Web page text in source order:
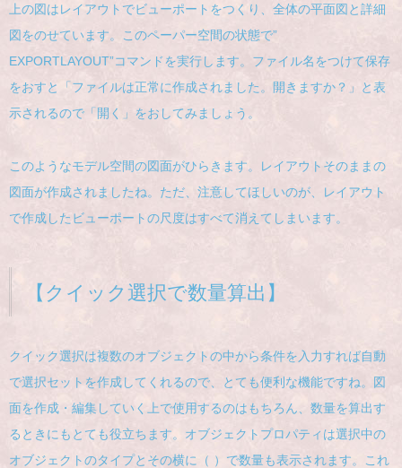
上の図はレイアウトでビューポートをつくり、全体の平面図と詳細
図をのせています。このペーパー空間の状態で”
EXPORTLAYOUT”コマンドを実行します。ファイル名をつけて保存
をおすと「ファイルは正常に作成されました。開きますか？」と表
示されるので「開く」をおしてみましょう。
このようなモデル空間の図面がひらきます。レイアウトそのままの
図面が作成されましたね。ただ、注意してほしいのが、レイアウト
で作成したビューポートの尺度はすべて消えてしまいます。
【クイック選択で数量算出】
クイック選択は複数のオブジェクトの中から条件を入力すれば自動
で選択セットを作成してくれるので、とても便利な機能ですね。図
面を作成・編集していく上で使用するのはもちろん、数量を算出す
るときにもとても役立ちます。オブジェクトプロパティは選択中の
オブジェクトのタイプとその横に（ ）で数量も表示されます。これ